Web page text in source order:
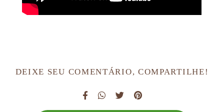
DEIXE SEU COMENTÁRIO, COMPARTILHE!